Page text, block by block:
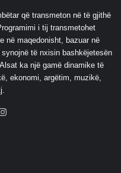
që transmeton në të gjithë
i tij transmetohet
në maqedonisht, bazuar në
të nxisin bashkëjetesën
ka një gamë dinamike të
ekonomi, argëtim, muzikë,